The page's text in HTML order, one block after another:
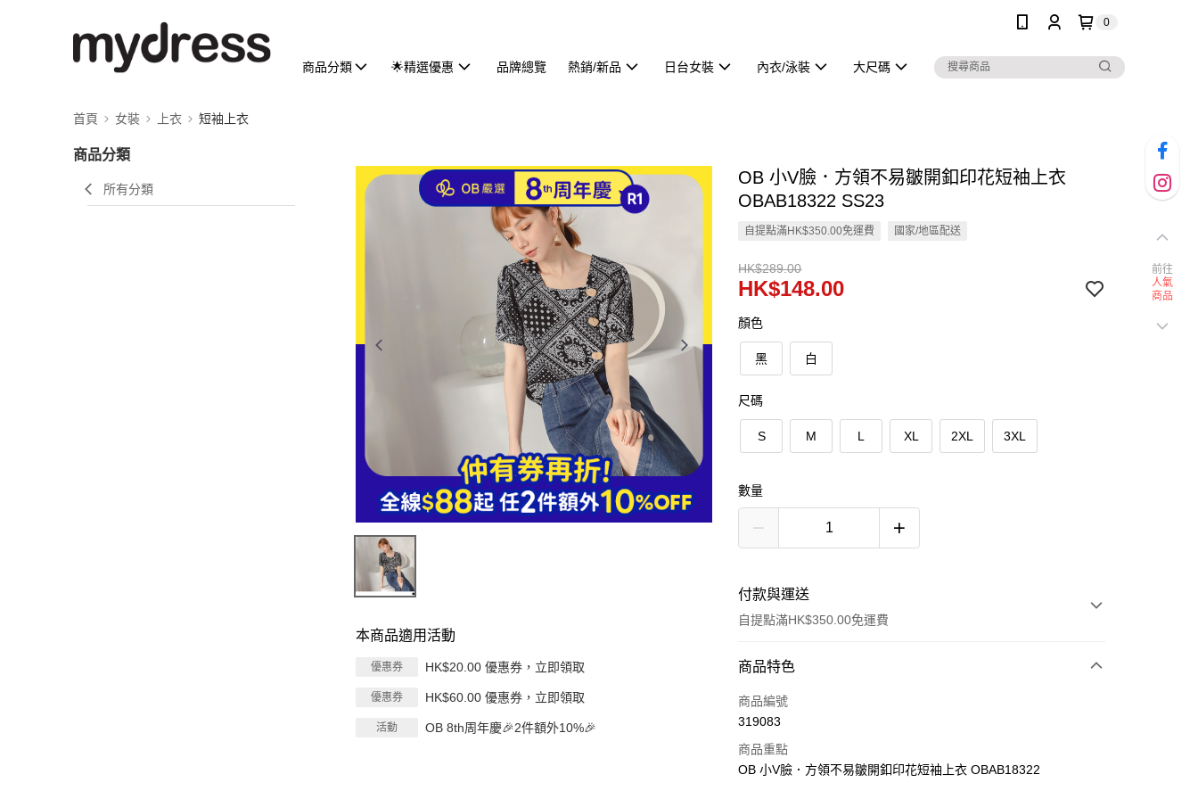
0
商品分類 🌟精選優惠 品牌總覽 熱銷/新品 日台女裝 內衣/泳裝 大尺碼
首頁 女裝 上衣 短袖上衣
商品分類
所有分類
本商品適用活動
優惠券 HK$20.00 優惠券，立即領取
優惠券 HK$60.00 優惠券，立即領取
活動 OB 8th周年慶🎉2件額外10%🎉
OB 小V臉．方領不易皺開釦印花短袖上衣
OBAB18322 SS23
自提點滿HK$350.00免運費 國家/地區配送
HK$289.00
HK$148.00
顏色
黑 白
尺碼
S M L XL 2XL 3XL
數量
付款與運送
自提點滿HK$350.00免運費
付款方式
信用卡
AlipayHK
商品特色
商品編號
319083
商品重點
OB 小V臉．方領不易皺開釦印花短袖上衣 OBAB18322
前往
人氣
商品